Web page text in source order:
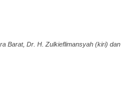
Barat, Dr. H. Zulkieflimansyah (kiri)